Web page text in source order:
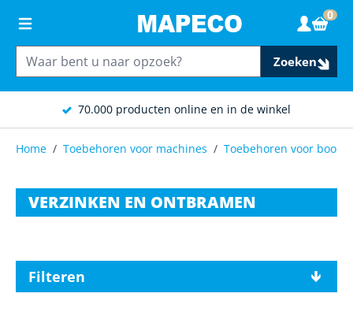
70.000 producten online en in de winkel
Zoeken
0
Home / Toebehoren voor machines / Toebehoren voor boor-
VERZINKEN EN ONTBRAMEN
Filteren